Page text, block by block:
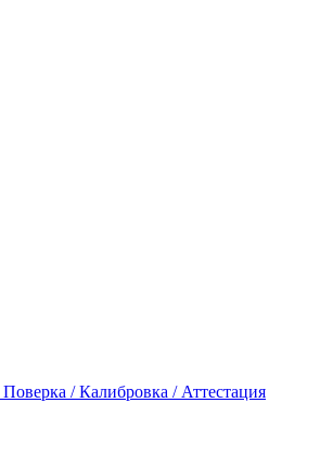
Поверка / Калибровка / Аттестация